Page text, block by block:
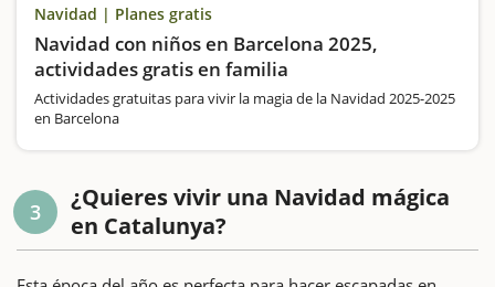
Navidad | Planes gratis
Navidad con niños en Barcelona 2025,
actividades gratis en familia
Actividades gratuitas para vivir la magia de la Navidad 2025-2025
en Barcelona
3
¿Quieres vivir una Navidad mágica
en Catalunya?